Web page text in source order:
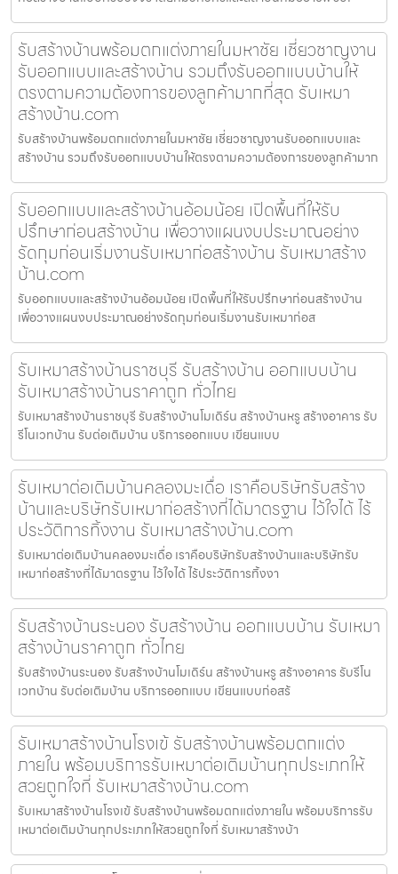
รับสร้างบ้านพร้อมตกแต่งภายในมหาชัย เชี่ยวชาญงาน
รับออกแบบและสร้างบ้าน รวมถึงรับออกแบบบ้านให้
ตรงตามความต้องการของลูกค้ามากที่สุด รับเหมา
สร้างบ้าน.com
รับสร้างบ้านพร้อมตกแต่งภายในมหาชัย เชี่ยวชาญงานรับออกแบบและ
สร้างบ้าน รวมถึงรับออกแบบบ้านให้ตรงตามความต้องการของลูกค้ามาก
รับออกแบบและสร้างบ้านอ้อมน้อย เปิดพื้นที่ให้รับ
ปรึกษาก่อนสร้างบ้าน เพื่อวางแผนงบประมาณอย่าง
รัดกุมก่อนเริ่มงานรับเหมาก่อสร้างบ้าน รับเหมาสร้าง
บ้าน.com
รับออกแบบและสร้างบ้านอ้อมน้อย เปิดพื้นที่ให้รับปรึกษาก่อนสร้างบ้าน
เพื่อวางแผนงบประมาณอย่างรัดกุมก่อนเริ่มงานรับเหมาก่อส
รับเหมาสร้างบ้านราชบุรี รับสร้างบ้าน ออกแบบบ้าน
รับเหมาสร้างบ้านราคาถูก ทั่วไทย
รับเหมาสร้างบ้านราชบุรี รับสร้างบ้านโมเดิร์น สร้างบ้านหรู สร้างอาคาร รับ
รีโนเวทบ้าน รับต่อเติมบ้าน บริการออกแบบ เขียนแบบ
รับเหมาต่อเติมบ้านคลองมะเดื่อ เราคือบริษัทรับสร้าง
บ้านและบริษัทรับเหมาก่อสร้างที่ได้มาตรฐาน ไว้ใจได้ ไร้
ประวัติการทิ้งงาน รับเหมาสร้างบ้าน.com
รับเหมาต่อเติมบ้านคลองมะเดื่อ เราคือบริษัทรับสร้างบ้านและบริษัทรับ
เหมาก่อสร้างที่ได้มาตรฐาน ไว้ใจได้ ไร้ประวัติการทิ้งงา
รับสร้างบ้านระนอง รับสร้างบ้าน ออกแบบบ้าน รับเหมา
สร้างบ้านราคาถูก ทั่วไทย
รับสร้างบ้านระนอง รับสร้างบ้านโมเดิร์น สร้างบ้านหรู สร้างอาคาร รับรีโน
เวทบ้าน รับต่อเติมบ้าน บริการออกแบบ เขียนแบบก่อสร้
รับเหมาสร้างบ้านโรงเข้ รับสร้างบ้านพร้อมตกแต่ง
ภายใน พร้อมบริการรับเหมาต่อเติมบ้านทุกประเภทให้
สวยถูกใจที่ รับเหมาสร้างบ้าน.com
รับเหมาสร้างบ้านโรงเข้ รับสร้างบ้านพร้อมตกแต่งภายใน พร้อมบริการรับ
เหมาต่อเติมบ้านทุกประเภทให้สวยถูกใจที่ รับเหมาสร้างบ้า